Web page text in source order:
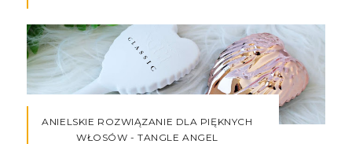
ANIELSKIE ROZWIĄZANIE DLA PIĘKNYCH
WŁOSÓW - TANGLE ANGEL